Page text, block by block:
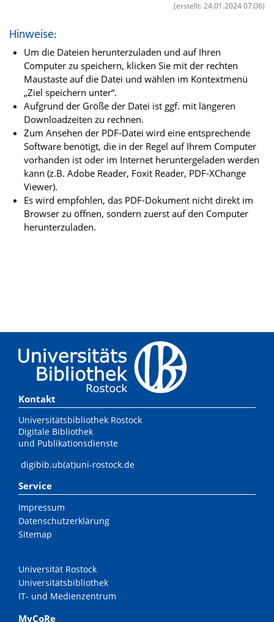
(erstellt: 24.01.2024 07:06)
Hinweise:
Um die Dateien herunterzuladen und auf Ihren
Computer zu speichern, klicken Sie mit der rechten
Maustaste auf die Datei und wählen im Kontextmenü
„Ziel speichern unter“.
Aufgrund der Größe der Datei ist ggf. mit längeren
Downloadzeiten zu rechnen.
Zum Ansehen der PDF-Datei wird eine entsprechende
Software benötigt, die in der Regel auf Ihrem Computer
vorhanden ist oder im Internet heruntergeladen werden
kann (z.B. Adobe Reader, Foxit Reader, PDF-XChange
Viewer).
Es wird empfohlen, das PDF-Dokument nicht direkt im
Browser zu öffnen, sondern zuerst auf den Computer
herunterzuladen.
Kontakt
Universitätsbibliothek Rostock
Digitale Bibliothek
und Publikationsdienste
digibib.ub(at)uni-rostock.de
Service
Impressum
Datenschutzerklärung
Sitemap
Universität Rostock
Universitätsbibliothek
IT- und Medienzentrum
MyCoRe